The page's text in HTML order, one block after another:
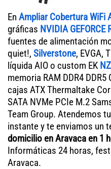
En Ampliar Cobertura WiFi
gráficas NVIDIA GEFORCE
fuentes de alimentación
quiet!, Silverstone, EVGA,
líquida AIO o custom EK
memoria RAM DDR4
cajas ATX Thermaltake
SATA NVMe PCIe M.2
Team Group. Atendemos
instante y te enviamos un
domicilio en Aravaca en 1
Informáticas 24 horas,
Aravaca.